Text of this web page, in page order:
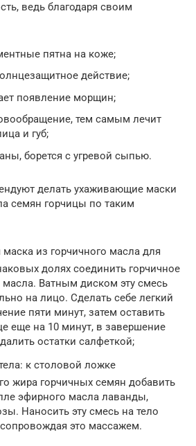
ведь благодаря своим
пятна на коже;
действие;
появление морщин;
тем самым лечит
и губ;
борется с угревой сыпью.
делать ухаживающие маски
семян горчицы по таким
маска из горчичного масла для
долях соединить горчичное
масла. Ватным диском эту смесь
на лицо. Сделать себе легкий
пяти минут, затем оставить
еще на 10 минут, в завершение
остатки салфеткой;
к столовой ложке
жира горчичных семян добавить
эфирного масла лаванды,
Наносить эту смесь на тело
это массажем.